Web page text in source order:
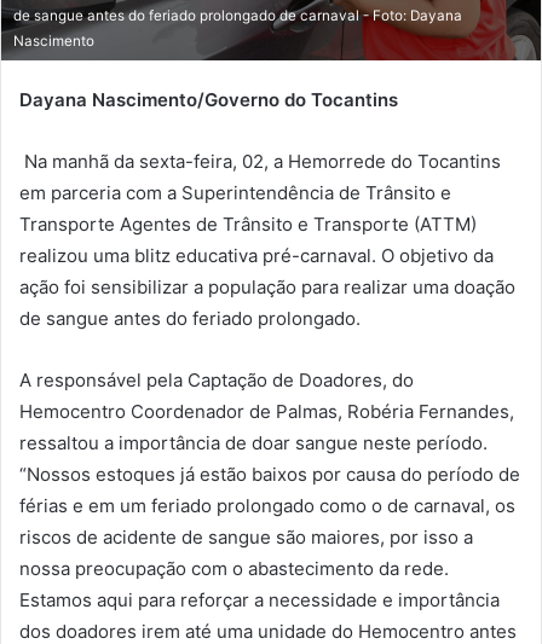
de sangue antes do feriado prolongado de carnaval - Foto: Dayana
Nascimento
Dayana Nascimento/Governo do Tocantins
Na manhã da sexta-feira, 02, a Hemorrede do Tocantins
em parceria com a Superintendência de Trânsito e
Transporte Agentes de Trânsito e Transporte (ATTM)
realizou uma blitz educativa pré-carnaval. O objetivo da
ação foi sensibilizar a população para realizar uma doação
de sangue antes do feriado prolongado.
A responsável pela Captação de Doadores, do
Hemocentro Coordenador de Palmas, Robéria Fernandes,
ressaltou a importância de doar sangue neste período.
“Nossos estoques já estão baixos por causa do período de
férias e em um feriado prolongado como o de carnaval, os
riscos de acidente de sangue são maiores, por isso a
nossa preocupação com o abastecimento da rede.
Estamos aqui para reforçar a necessidade e importância
dos doadores irem até uma unidade do Hemocentro antes